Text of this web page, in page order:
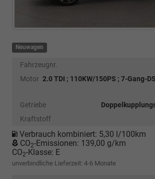
Neuwagen
Fahrzeugnr.
Motor 2.0 TDI ; 110KW/150PS ; 7-Gang-
Getriebe
Kraftstoff
Verbrauch kombiniert: 5,30 l/100km
CO2-Emissionen: 139,00 g/km
CO2-Klasse: E
unverbindliche Lieferzeit: 4-6 Monate